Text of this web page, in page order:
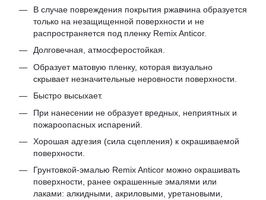
В случае повреждения покрытия ржавчина образуется
только на незащищенной поверхности и не
распространяется под пленку Remix Anticor.
Долговечная, атмосферостойкая.
Образует матовую пленку, которая визуально
скрывает незначительные неровности поверхности.
Быстро высыхает.
При нанесении не образует вредных, неприятных и
пожароопасных испарений.
Хорошая адгезия (сила сцепления) к окрашиваемой
поверхности.
Грунтовкой-эмалью Remix Anticor можно окрашивать
поверхности, ранее окрашенные эмалями или
лаками: алкидными, акриловыми, уретановыми,